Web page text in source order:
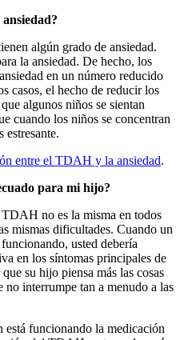
algún grado de ansiedad.
la ansiedad. De hecho, los
en un número reducido
casos, el hecho de reducir los
algunos niños se sientan
cuando los niños se concentran
estresante.
entre el TDAH y la ansiedad.
para mi hijo?
no es la misma en todos
mismas dificultades. Cuando un
usted debería
en los síntomas principales de
su hijo piensa más las cosas
no interrumpe tan a menudo a las
está funcionando la medicación